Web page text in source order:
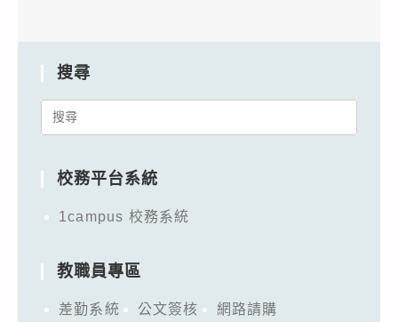
搜尋
Search
校務平台系統
1campus 校務系統
教職員專區
差勤系統 公文簽核
網路請購